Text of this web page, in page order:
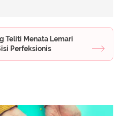
Teliti Menata Lemari
Perfeksionis